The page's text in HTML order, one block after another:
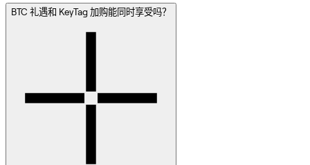
BTC 礼遇和 KeyTag 加购能同时享受吗？